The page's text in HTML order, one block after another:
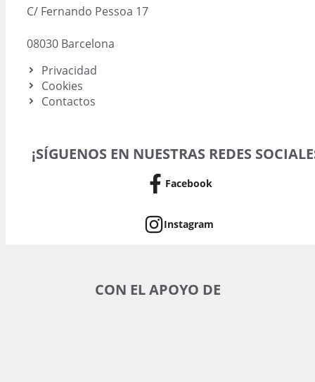
C/ Fernando Pessoa 17
08030 Barcelona
Privacidad
Cookies
Contactos
¡SÍGUENOS EN NUESTRAS REDES
Facebook
Instagram
CON EL APOYO DE